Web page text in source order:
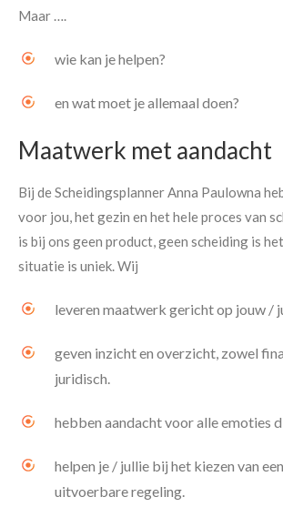
Maar ….
wie kan je helpen?
en wat moet je allemaal doen?
Maatwerk met aandacht
Bij de Scheidingsplanner Anna Paulowna
voor jou, het gezin en het hele proces van
is bij ons geen product, geen scheiding is
situatie is uniek. Wij
leveren maatwerk gericht op jouw /
geven inzicht en overzicht, zowel
juridisch.
hebben aandacht voor alle emoties
helpen je / jullie bij het kiezen van
uitvoerbare regeling.